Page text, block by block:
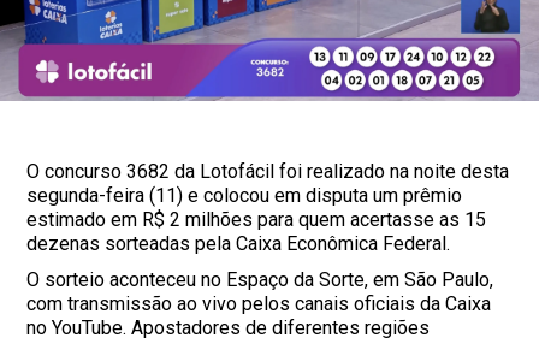
O concurso 3682 da Lotofácil foi realizado na noite desta
segunda-feira (11) e colocou em disputa um prêmio
estimado em R$ 2 milhões para quem acertasse as 15
dezenas sorteadas pela Caixa Econômica Federal.
O sorteio aconteceu no Espaço da Sorte, em São Paulo,
com transmissão ao vivo pelos canais oficiais da Caixa
no YouTube. Apostadores de diferentes regiões